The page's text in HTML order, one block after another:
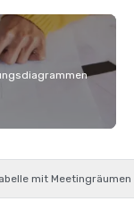
mit Meetingräumen